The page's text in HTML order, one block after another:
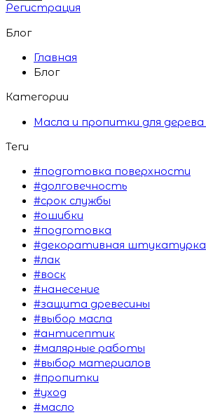
Регистрация
Блог
Главная
Блог
Категории
Масла и пропитки для дерева
Теги
#подготовка поверхности
#долговечность
#срок службы
#ошибки
#подготовка
#декоративная штукатурка
#лак
#воск
#нанесение
#защита древесины
#выбор масла
#антисептик
#малярные работы
#выбор материалов
#пропитки
#уход
#масло